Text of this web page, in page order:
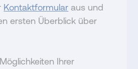
Kontaktformular aus und
ersten Überblick über
Ihrer